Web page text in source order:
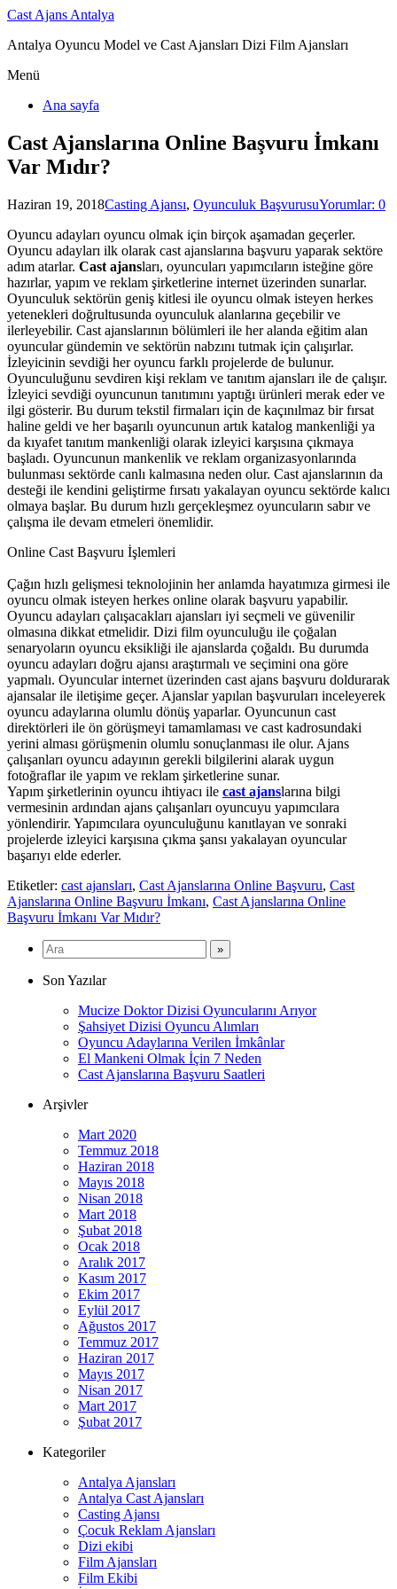
Cast Ajans Antalya
Antalya Oyuncu Model ve Cast Ajansları Dizi Film Ajansları
Menü
Ana sayfa
Cast Ajanslarına Online Başvuru İmkanı
Var Mıdır?
Haziran 19, 2018Casting Ajansı, Oyunculuk BaşvurusuYorumlar: 0
Oyuncu adayları oyuncu olmak için birçok aşamadan geçerler.
Oyuncu adayları ilk olarak cast ajanslarına başvuru yaparak sektöre
adım atarlar. Cast ajansları, oyuncuları yapımcıların isteğine göre
hazırlar, yapım ve reklam şirketlerine internet üzerinden sunarlar.
Oyunculuk sektörün geniş kitlesi ile oyuncu olmak isteyen herkes
yetenekleri doğrultusunda oyunculuk alanlarına geçebilir ve
ilerleyebilir. Cast ajanslarının bölümleri ile her alanda eğitim alan
oyuncular gündemin ve sektörün nabzını tutmak için çalışırlar.
İzleyicinin sevdiği her oyuncu farklı projelerde de bulunur.
Oyunculuğunu sevdiren kişi reklam ve tanıtım ajansları ile de çalışır.
İzleyici sevdiği oyuncunun tanıtımını yaptığı ürünleri merak eder ve
ilgi gösterir. Bu durum tekstil firmaları için de kaçınılmaz bir fırsat
haline geldi ve her başarılı oyuncunun artık katalog mankenliği ya
da kıyafet tanıtım mankenliği olarak izleyici karşısına çıkmaya
başladı. Oyuncunun mankenlik ve reklam organizasyonlarında
bulunması sektörde canlı kalmasına neden olur. Cast ajanslarının da
desteği ile kendini geliştirme fırsatı yakalayan oyuncu sektörde kalıcı
olmaya başlar. Bu durum hızlı gerçekleşmez oyuncuların sabır ve
çalışma ile devam etmeleri önemlidir.
Online Cast Başvuru İşlemleri
Çağın hızlı gelişmesi teknolojinin her anlamda hayatımıza girmesi ile
oyuncu olmak isteyen herkes online olarak başvuru yapabilir.
Oyuncu adayları çalışacakları ajansları iyi seçmeli ve güvenilir
olmasına dikkat etmelidir. Dizi film oyunculuğu ile çoğalan
senaryoların oyuncu eksikliği ile ajanslarda çoğaldı. Bu durumda
oyuncu adayları doğru ajansı araştırmalı ve seçimini ona göre
yapmalı. Oyuncular internet üzerinden cast ajans başvuru doldurarak
ajansalar ile iletişime geçer. Ajanslar yapılan başvuruları inceleyerek
oyuncu adaylarına olumlu dönüş yaparlar. Oyuncunun cast
direktörleri ile ön görüşmeyi tamamlaması ve cast kadrosundaki
yerini alması görüşmenin olumlu sonuçlanması ile olur. Ajans
çalışanları oyuncu adayının gerekli bilgilerini alarak uygun
fotoğraflar ile yapım ve reklam şirketlerine sunar.
Yapım şirketlerinin oyuncu ihtiyacı ile cast ajanslarına bilgi
vermesinin ardından ajans çalışanları oyuncuyu yapımcılara
yönlendirir. Yapımcılara oyunculuğunu kanıtlayan ve sonraki
projelerde izleyici karşısına çıkma şansı yakalayan oyuncular
başarıyı elde ederler.
Etiketler: cast ajansları, Cast Ajanslarına Online Başvuru, Cast
Ajanslarına Online Başvuru İmkanı, Cast Ajanslarına Online
Başvuru İmkanı Var Mıdır?
Son Yazılar
Mucize Doktor Dizisi Oyuncularını Arıyor
Şahsiyet Dizisi Oyuncu Alımları
Oyuncu Adaylarına Verilen İmkânlar
El Mankeni Olmak İçin 7 Neden
Cast Ajanslarına Başvuru Saatleri
Arşivler
Mart 2020
Temmuz 2018
Haziran 2018
Mayıs 2018
Nisan 2018
Mart 2018
Şubat 2018
Ocak 2018
Aralık 2017
Kasım 2017
Ekim 2017
Eylül 2017
Ağustos 2017
Temmuz 2017
Haziran 2017
Mayıs 2017
Nisan 2017
Mart 2017
Şubat 2017
Kategoriler
Antalya Ajansları
Antalya Cast Ajansları
Casting Ajansı
Çocuk Reklam Ajansları
Dizi ekibi
Film Ajansları
Film Ekibi